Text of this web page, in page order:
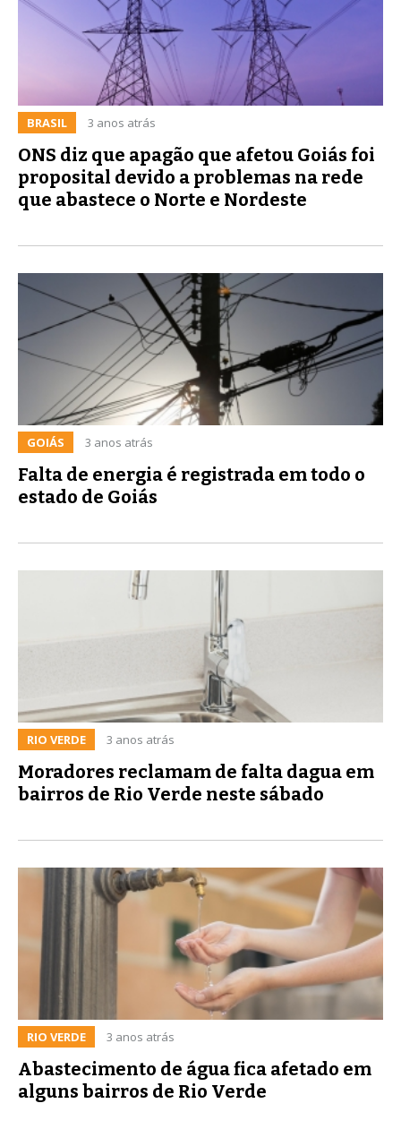
BRASIL 3 anos atrás
ONS diz que apagão que afetou Goiás foi
proposital devido a problemas na rede
que abastece o Norte e Nordeste
GOIÁS 3 anos atrás
Falta de energia é registrada em todo o
estado de Goiás
RIO VERDE 3 anos atrás
Moradores reclamam de falta dagua em
bairros de Rio Verde neste sábado
RIO VERDE 3 anos atrás
Abastecimento de água fica afetado em
alguns bairros de Rio Verde